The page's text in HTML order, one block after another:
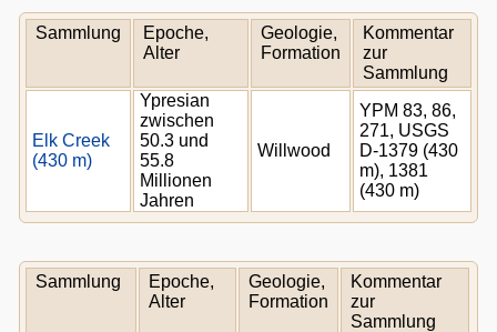
Sammlung
Epoche,
Alter
Geologie,
Formation
Kommentar
zur
Sammlung
Elk Creek
(430 m)
Ypresian
zwischen
50.3 und
55.8
Millionen
Jahren
Willwood
YPM 83, 86,
271, USGS
D-1379 (430
m), 1381
(430 m)
Sammlung
Epoche,
Alter
Geologie,
Formation
Kommentar
zur
Sammlung